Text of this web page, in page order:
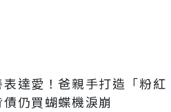
達愛！爸親手打造「粉紅
仍買蝴蝶機淚崩